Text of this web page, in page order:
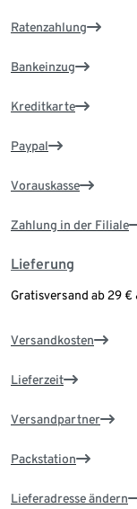
Ratenzahlung
Bankeinzug
Kreditkarte
Paypal
Vorauskasse
Zahlung in der Filiale
Lieferung
Gratisversand ab 29 €
Versandkosten
Lieferzeit
Versandpartner
Packstation
Lieferadresse ändern